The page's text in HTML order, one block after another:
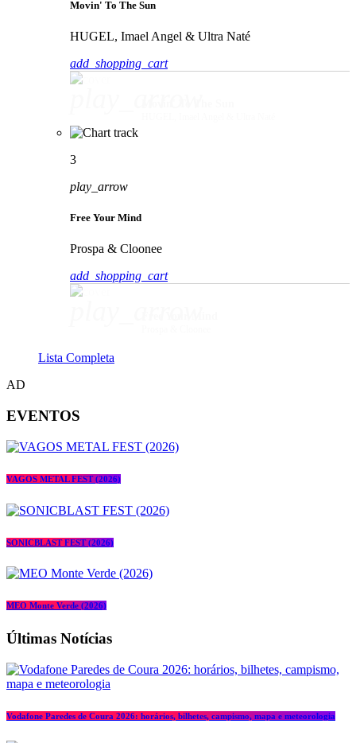
Movin' To The Sun
HUGEL, Imael Angel & Ultra Naté
add_shopping_cart
3
play_arrow
Free Your Mind
Prospa & Cloonee
add_shopping_cart
Lista Completa
AD
EVENTOS
VAGOS METAL FEST (2026)
SONICBLAST FEST (2026)
MEO Monte Verde (2026)
Últimas Notícias
Vodafone Paredes de Coura 2026: horários, bilhetes, campismo, mapa e meteorologia